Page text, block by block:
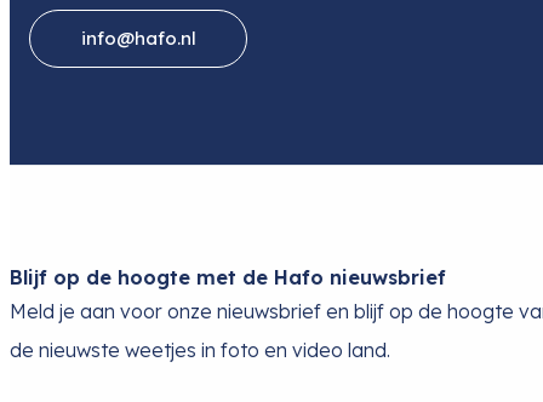
info@hafo.nl
Blijf op de hoogte met de Hafo nieuwsbrief
Meld je aan voor onze nieuwsbrief en blijf op de hoogte
de nieuwste weetjes in foto en video land.